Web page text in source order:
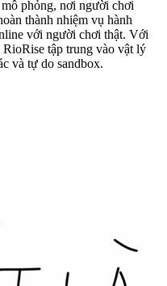
phỏng, nơi người chơi
thành nhiệm vụ hành
với người chơi thật. Với
tập trung vào vật lý
và tự do sandbox.